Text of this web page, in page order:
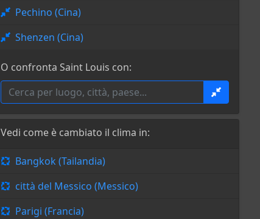
Pechino (Cina)
Shenzen (Cina)
O confronta Saint Louis con:
Vedi come è cambiato il clima in:
Bangkok (Tailandia)
città del Messico (Messico)
Parigi (Francia)